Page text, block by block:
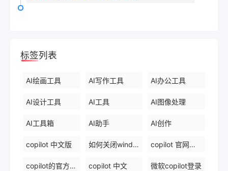
标签列表
AI绘画工具 AI写作工具 AI办公工具
AI设计工具 AI工具 AI图像处理
AI工具箱 AI助手 AI创作
copilot 中文版 如何关闭windows 中的 copilot copilot 官网下载
copilot的官方网站 copilot 中文 微软copilot登录